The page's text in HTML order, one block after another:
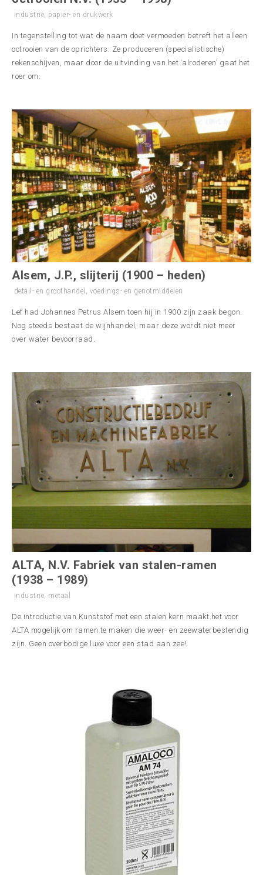
industrie, papier- en drukwerk
In tegenstelling tot wat de naam doet vermoeden betreft het alleen
octrooien van de oprichters: Ze produceren (specialistische)
rekenschijven, maar door de uitvinding van het ‘alroderen’ gaat het
roer om.
Alsem, J.P., slijterij (1900 – heden)
detail- en groothandel , voedings- en genotmiddelen
Lef had Johannes Petrus Alsem toen hij in 1900 zijn zaak begon.
Nog steeds bestaat de wijnhandel, maar deze wordt niet meer
over water bevoorraad.
ALTA, N.V. Fabriek van stalen-ramen
(1938 – 1989)
industrie, metaal
De introductie van Kunststof met een stalen kern maakt het voor
ALTA mogelijk om ramen te maken die weer- en zeewaterbestendig
zijn. Geen overbodige luxe voor een stad aan zee!